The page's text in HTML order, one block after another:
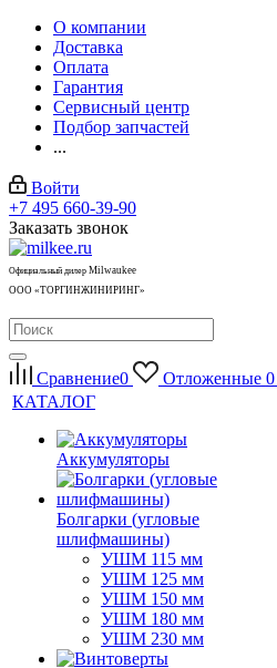
О компании
Доставка
Оплата
Гарантия
Сервисный центр
Подбор запчастей
...
Войти
+7 495 660-39-90
Заказать звонок
Официальный дилер Milwaukee
ООО «ТОРГИНЖИНИРИНГ»
Сравнение0 Отложенные 0
КАТАЛОГ
Аккумуляторы
Болгарки (угловые
шлифмашины)
УШМ 115 мм
УШМ 125 мм
УШМ 150 мм
УШМ 180 мм
УШМ 230 мм